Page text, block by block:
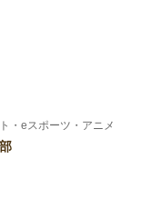
・eスポーツ・アニメ